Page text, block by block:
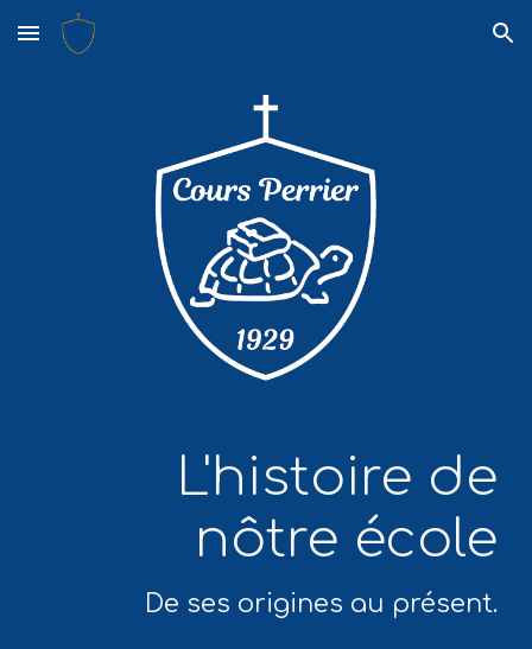
Skip to main content Skip to navigation
L'histoire de
nôtre école
De ses origines au présent.